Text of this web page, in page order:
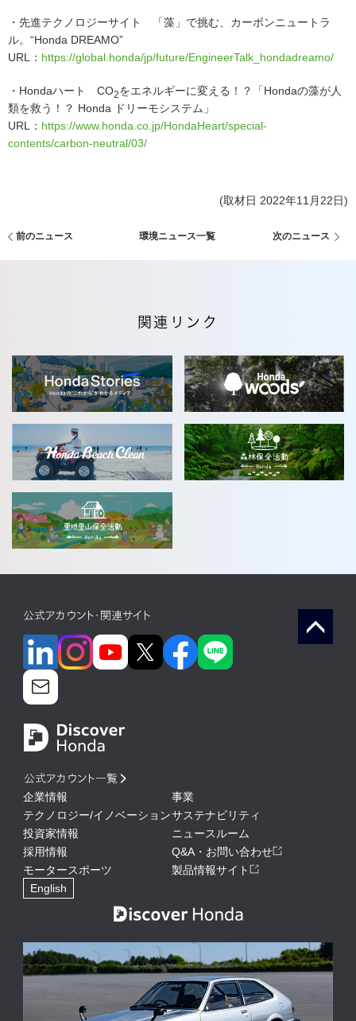
・先進テクノロジーサイト 「藻」で挑む、カーボンニュートラ
ル。“Honda DREAMO”
URL： https://global.honda/jp/future/EngineerTalk_hondadreamo/
・Hondaハート CO2をエネルギーに変える！？「Hondaの藻が人
類を救う！？ Honda ドリーモシステム」
URL： https://www.honda.co.jp/HondaHeart/special-
contents/carbon-neutral/03/
(取材日 2022年11月22日)
前のニュース 環境ニュース一覧 次のニュース
関連リンク
公式アカウント・関連サイト
公式アカウント一覧
企業情報
事業
テクノロジー/イノベーションサステナビリティ
投資家情報
ニュースルーム
採用情報
Q&A・お問い合わせ
モータースポーツ
製品情報サイト
English